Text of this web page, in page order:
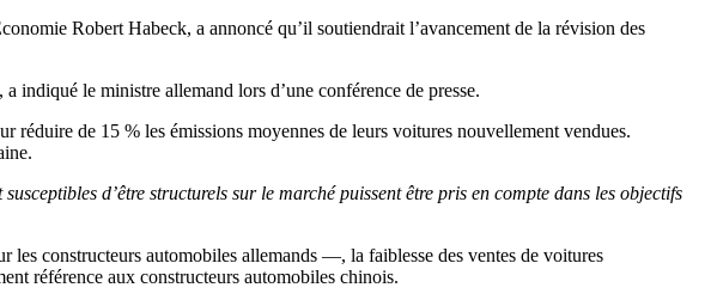
Robert Habeck, a annoncé qu’il soutiendrait l’avancement de la révision des
, a indiqué le ministre allemand lors d’une conférence de presse.
de 15 % les émissions moyennes de leurs voitures nouvellement vendues.
d’être structurels sur le marché puissent être pris en compte dans les objectifs
constructeurs automobiles allemands —, la faiblesse des ventes de voitures
référence aux constructeurs automobiles chinois.